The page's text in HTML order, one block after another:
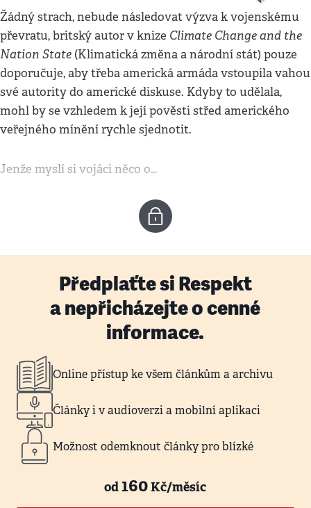
Žádný strach, nebude následovat výzva k vojenskému
převratu, britský autor v knize Climate Change and the
Nation State (Klimatická změna a národní stát) pouze
doporučuje, aby třeba americká armáda vstoupila vahou
své autority do americké diskuse. Kdyby to udělala,
mohl by se vzhledem k její pověsti střed amerického
veřejného mínění rychle sjednotit.
Jenže myslí si vojáci něco o…
Předplaťte si Respekt
a nepřicházejte o cenné
informace.
Online přístup ke všem článkům a archivu
Články i v audioverzi a mobilní aplikaci
Možnost odemknout články pro blízké
od160Kč/měsíc